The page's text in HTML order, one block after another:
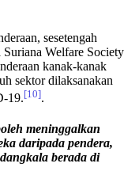
sesetengah
Suriana Welfare Society
kanak-kanak
sektor dilaksanakan
19.[10].
meninggalkan
daripada pendera,
berada di